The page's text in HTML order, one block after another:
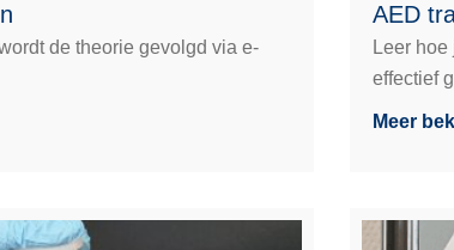
de theorie gevolgd via e-
AED
Leer
effectief
Meer